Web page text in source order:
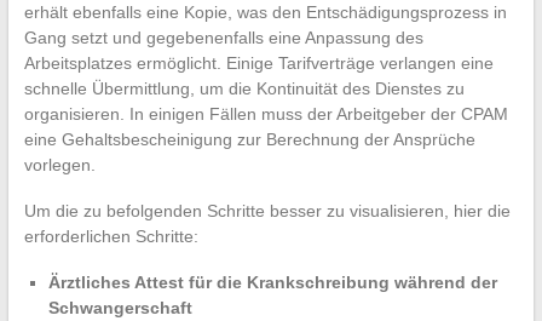
erhält ebenfalls eine Kopie, was den Entschädigungsprozess in
Gang setzt und gegebenenfalls eine Anpassung des
Arbeitsplatzes ermöglicht. Einige Tarifverträge verlangen eine
schnelle Übermittlung, um die Kontinuität des Dienstes zu
organisieren. In einigen Fällen muss der Arbeitgeber der CPAM
eine Gehaltsbescheinigung zur Berechnung der Ansprüche
vorlegen.
Um die zu befolgenden Schritte besser zu visualisieren, hier die
erforderlichen Schritte:
Ärztliches Attest für die Krankschreibung während der
Schwangerschaft